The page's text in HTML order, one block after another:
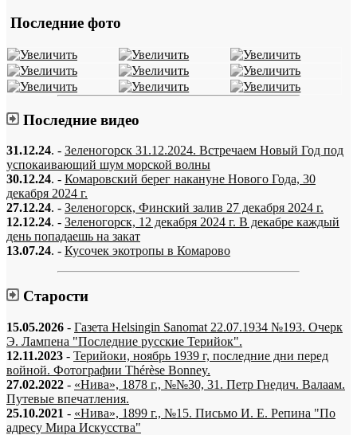
Последние фото
Последние видео
31.12.24. - Зеленогорск 31.12.2024. Встречаем Новый Год под
успокаивающий шум морской волны
30.12.24. - Комаровский берег накануне Нового Года, 30
декабря 2024 г.
27.12.24. - Зеленогорск, Финский залив 27 декабря 2024 г.
12.12.24. - Зеленогорск, 12 декабря 2024 г. В декабре каждый
день попадаешь на закат
13.07.24. - Кусочек экотропы в Комарово
Старости
15.05.2026 - Газета Helsingin Sanomat 22.07.1934 №193. Очерк
Э. Лампена "Последние русские Терийок".
12.11.2023 - Терийоки, ноябрь 1939 г, последние дни перед
войной. Фотографии Thérèse Bonney.
27.02.2022 - «Нива», 1878 г., №№30, 31. Петр Гнедич. Валаам.
Путевые впечатления.
25.10.2021 - «Нива», 1899 г., №15. Письмо И. Е. Репина "По
адресу Мира Искусства"